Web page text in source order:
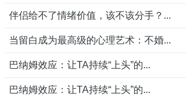
伴侣给不了情绪价值，该不该分手？...
当留白成为最高级的心理艺术：不婚...
巴纳姆效应：让TA持续“上头”的...
巴纳姆效应：让TA持续“上头”的...